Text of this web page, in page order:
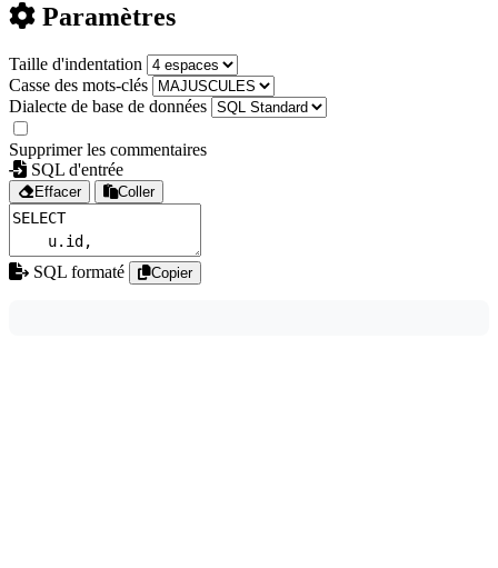
Paramètres
Taille d'indentation
Casse des mots-clés
Dialecte de base de données
Supprimer les commentaires
SQL d'entrée
Effacer Coller
SQL formaté Copier